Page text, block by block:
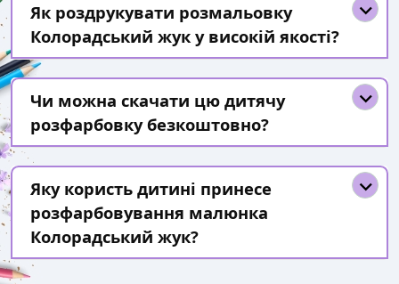
Як роздрукувати розмальовку
Колорадський жук у високій якості?
Чи можна скачати цю дитячу
розфарбовку безкоштовно?
Яку користь дитині принесе
розфарбовування малюнка
Колорадський жук?